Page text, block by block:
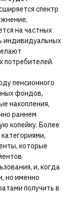
спектр
на частных
индивидуальных
потребителей.
пенсионного
фондов,
накопления,
раннем
копейку. Более
которые
и, когда
но именно
получить в